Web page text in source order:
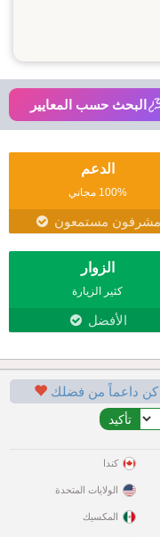
البحث حسب المعايير
الدعم
100% مجاني
مشرفون مستمعون
الزوار
كثير الزيارة
الأفضل
كن داعماً من فضلك
كندا
الولايات المتحدة
المكسيك